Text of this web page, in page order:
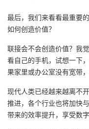
最后，我们来看看最重要
如何创造价值？
联接会不会创造价值？我
看自己的手机，试想一下
果家里或办公室没有宽带
现代人类已经越来越离不
推进，各个行业也将加快
带来的效率提升，享受数字